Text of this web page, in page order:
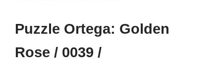
Puzzle Ortega: Golden
Rose / 0039 /